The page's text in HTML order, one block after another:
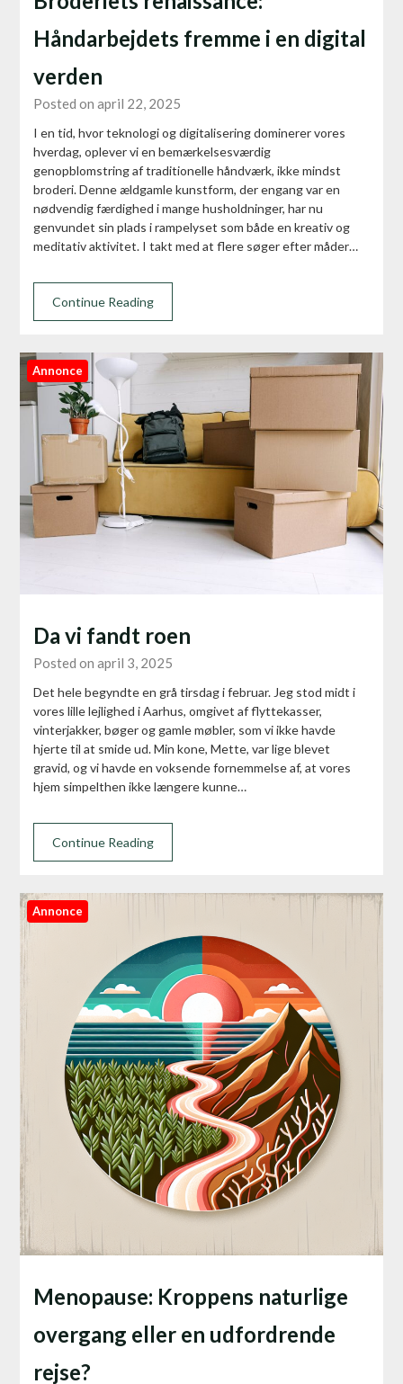
Håndarbejdets fremme i en digital
verden
Posted on april 22, 2025
I en tid, hvor teknologi og digitalisering dominerer vores
hverdag, oplever vi en bemærkelsesværdig
genopblomstring af traditionelle håndværk, ikke mindst
broderi. Denne ældgamle kunstform, der engang var en
nødvendig færdighed i mange husholdninger, har nu
genvundet sin plads i rampelyset som både en kreativ og
meditativ aktivitet. I takt med at flere søger efter måder…
Continue Reading
Annonce
Da vi fandt roen
Posted on april 3, 2025
Det hele begyndte en grå tirsdag i februar. Jeg stod midt i
vores lille lejlighed i Aarhus, omgivet af flyttekasser,
vinterjakker, bøger og gamle møbler, som vi ikke havde
hjerte til at smide ud. Min kone, Mette, var lige blevet
gravid, og vi havde en voksende fornemmelse af, at vores
hjem simpelthen ikke længere kunne…
Continue Reading
Annonce
Menopause: Kroppens naturlige
overgang eller en udfordrende
rejse?